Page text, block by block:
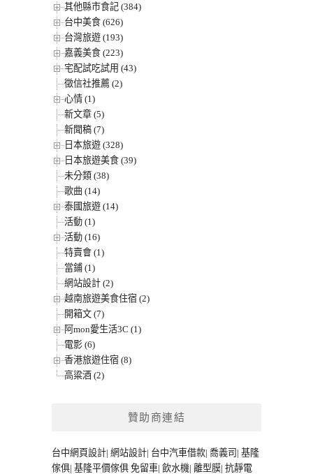
其他縣市食記 (384)
台中美食 (626)
台灣旅遊 (193)
嘉義美食 (223)
宅配試吃試用 (43)
徵信社推薦 (2)
心情 (1)
新文章 (5)
新聞稿 (7)
日本旅遊 (328)
日本旅遊美食 (39)
未分類 (38)
歌曲 (14)
泰國旅遊 (14)
活動 (1)
活動 (16)
特賣會 (1)
當鋪 (1)
網站設計 (2)
越南旅遊美食住宿 (2)
開箱文 (7)
阿mon愛生活3C (1)
電影 (6)
香港旅遊住宿 (8)
高粱酒 (2)
贊助商連結
台中網頁設計| 網站設計| 台中汽車借款| 喬義司 | 基隆
傢俱| 基隆平價傢俱 免留車| 飲水機| 離型膜| 抗靜電